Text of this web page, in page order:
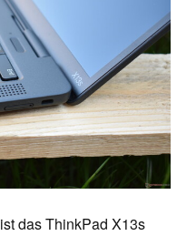
das ThinkPad X13s